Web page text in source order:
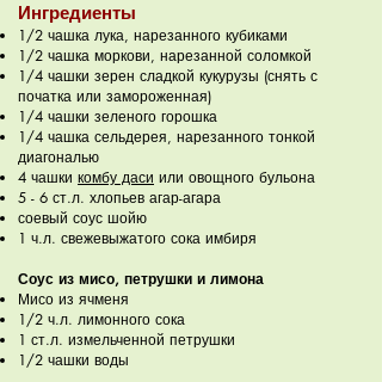
Ингредиенты
1/2 чашка лука, нарезанного кубиками
1/2 чашка моркови, нарезанной соломкой
1/4 чашки зерен сладкой кукурузы (снять с
початка или замороженная)
1/4 чашки зеленого горошка
1/4 чашка сельдерея, нарезанного тонкой
диагональю
4 чашки комбу даси или овощного бульона
5 - 6 ст.л. хлопьев агар-агара
соевый соус шойю
1 ч.л. свежевыжатого сока имбиря
Соус из мисо, петрушки и лимона
Мисо из ячменя
1/2 ч.л. лимонного сока
1 ст.л. измельченной петрушки
1/2 чашки воды